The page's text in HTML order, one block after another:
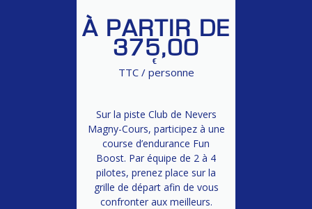
À PARTIR DE
375,00
€
TTC / personne
Sur la piste Club de Nevers
Magny-Cours, participez à une
course d’endurance Fun
Boost. Par équipe de 2 à 4
pilotes, prenez place sur la
grille de départ afin de vous
confronter aux meilleurs.